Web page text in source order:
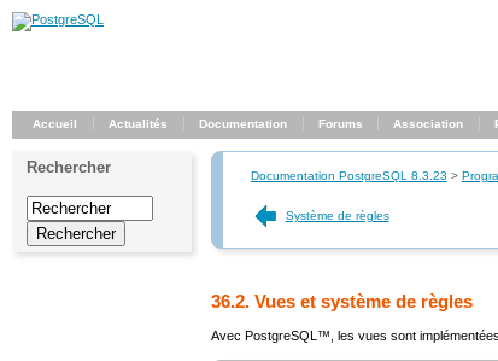
Accueil Actualités Documentation Forums Association
Rechercher Documentation PostgreSQL 8.3.23 >
Système de règles
36.2. Vues et système de règles
Avec PostgreSQL ™, les vues sont